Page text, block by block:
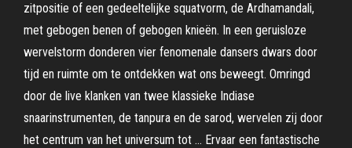
zitpositie of een gedeeltelijke squatvorm, de Ardhamandali,
met gebogen benen of gebogen knieën. In een geruisloze
wervelstorm donderen vier fenomenale dansers dwars door
tijd en ruimte om te ontdekken wat ons beweegt. Omringd
door de live klanken van twee klassieke Indiase
snaarinstrumenten, de tanpura en de sarod, wervelen zij door
het centrum van het universum tot … Ervaar een fantastische